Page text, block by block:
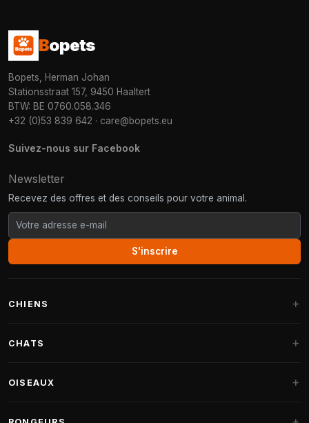
Bopets
Bopets, Herman Johan
Stationsstraat 157, 9450 Haaltert
BTW: BE 0760.058.346
+32 (0)53 839 642 · care@bopets.eu
Suivez-nous sur Facebook
Newsletter
Recevez des offres et des conseils pour votre animal.
S'inscrire
CHIENS
Paniers Fantail
CHATS
OISEAUX